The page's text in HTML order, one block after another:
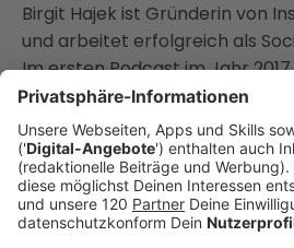
Birgit Hajek ist Gründerin von
und arbeitet erfolgreich als
Im ersten Podcast im Jahr
über die Konkurrenz zwischen
Instagram, Automatisierung
gesprochen.
Gute Arbeit, die niemand